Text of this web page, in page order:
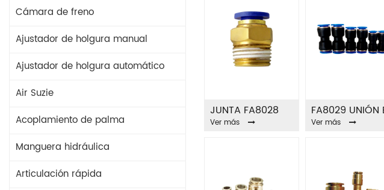
Cámara de freno
Ajustador de holgura manual
Ajustador de holgura automático
Air Suzie
Acoplamiento de palma
Manguera hidráulica
Articulación rápida
JUNTA FA8028
Ver más Ver más